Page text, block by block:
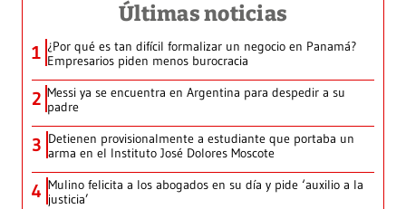
Últimas noticias
1 ¿Por qué es tan difícil formalizar un negocio en Panamá?
Empresarios piden menos burocracia
2 Messi ya se encuentra en Argentina para despedir a su
padre
3 Detienen provisionalmente a estudiante que portaba un
arma en el Instituto José Dolores Moscote
4 Mulino felicita a los abogados en su día y pide ‘auxilio a la
justicia’